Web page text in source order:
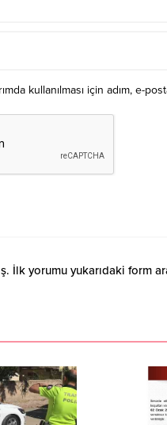
kullanılması için adım, e-
İlk yorumu yukarıdaki form